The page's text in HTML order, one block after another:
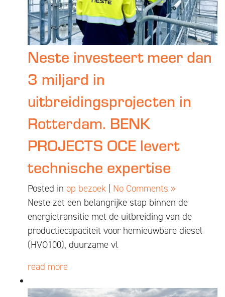
Neste investeert meer dan
3 miljard in
uitbreidingsprojecten in
Rotterdam. BENK
PROJECTS OCE levert
technische expertise
Posted in op bezoek | No Comments »
Neste zet een belangrijke stap binnen de
energietransitie met de uitbreiding van de
productiecapaciteit voor hernieuwbare diesel
(HVO100), duurzame vl
read more